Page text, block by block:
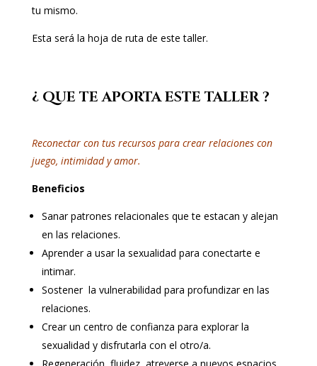
tu mismo.
Esta será la hoja de ruta de este taller.
¿ QUE TE APORTA ESTE TALLER ?
Reconectar con tus recursos para crear relaciones con
juego, intimidad y amor.
Beneficios
Sanar patrones relacionales que te estacan y alejan
en las relaciones.
Aprender a usar la sexualidad para conectarte e
intimar.
Sostener la vulnerabilidad para profundizar en las
relaciones.
Crear un centro de confianza para explorar la
sexualidad y disfrutarla con el otro/a.
Regeneración, fluidez, atreverse a nuevos espacios.